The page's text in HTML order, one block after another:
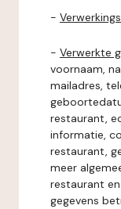
-
- Verwerkte
voornaam,
mailadres,
restaurant,
informatie,
restaurant,
meer
restaurant
gegevens